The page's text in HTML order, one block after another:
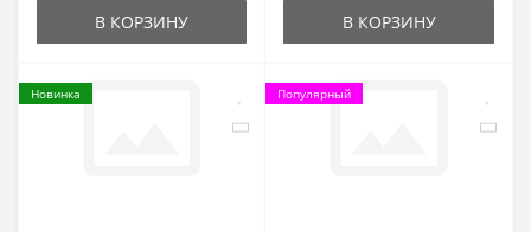
В КОРЗИНУ В КОРЗИНУ
Новинка Популярный